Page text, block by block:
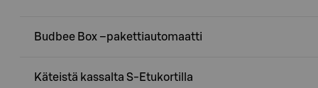
Budbee Box –pakettiautomaatti
Käteistä kassalta S-Etukortilla